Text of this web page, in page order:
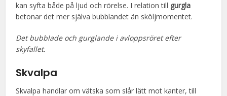
kan syfta både på ljud och rörelse. I relation till gurgla
betonar det mer själva bubblandet än sköljmomentet.
Det bubblade och gurglande i avloppsröret efter
skyfallet.
Skvalpa
Skvalpa handlar om vätska som slår lätt mot kanter, till